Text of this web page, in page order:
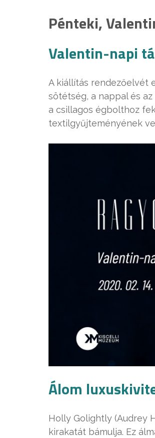
Pénteki,
Valentin-napi
A kiállítás rendezőelvét
sötétség, a nappal és
a csillagos égbolthoz
textilgyűjteményének
Álom
Holly Golightly (Audrey
kirakatát bámulja. Ez